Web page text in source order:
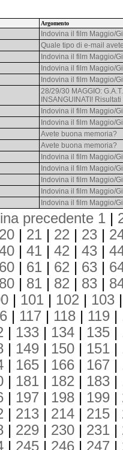
Argomento
Indovina il film Maggio/
Quale tipo di e-mail
Indovina il film Maggio/
Indovina il film Maggio/
Indovina il film Maggio/
28/29/30 MAGGIO:
INSANGUINATI!
Indovina il film Maggio/
Indovina il film Maggio/
Avete buona memoria?
Avete buona memoria?
Indovina il film Maggio/
Indovina il film Maggio/
Indovina il film Maggio/
Indovina il film Maggio/
Indovina il film Maggio/
precedente 1 |
20 | 21 | 22 | 23 |
| 41 | 42 | 43 |
60 | 61 | 62 | 63 |
80 | 81 | 82 | 83 |
| 101 | 102 | 103
| 117 | 118 | 119 |
| 133 | 134 | 135 |
| 149 | 150 | 151 |
| 165 | 166 | 167 |
| 181 | 182 | 183 |
| 197 | 198 | 199 |
| 213 | 214 | 215 |
| 229 | 230 | 231 |
| 245 | 246 | 247 |